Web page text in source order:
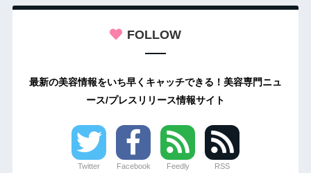
FOLLOW
最新の美容情報をいち早くキャッチできる！美容専門ニュ
ース/プレスリリース情報サイト
Twitter Facebook Feedly RSS